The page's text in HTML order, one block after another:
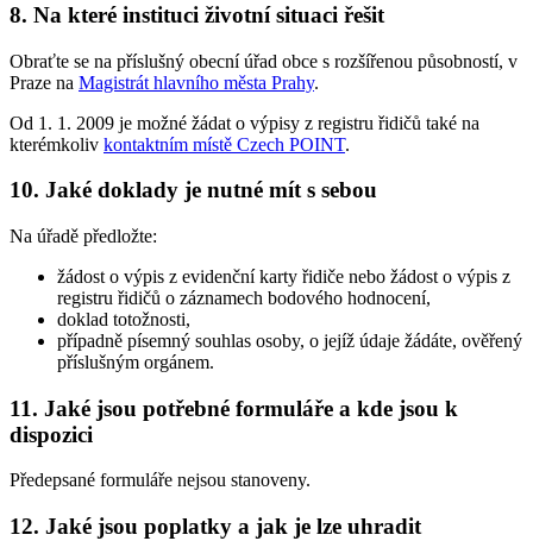
8. Na které instituci životní situaci řešit
Obraťte se na příslušný obecní úřad obce s rozšířenou působností, v
Praze na Magistrát hlavního města Prahy.
Od 1. 1. 2009 je možné žádat o výpisy z registru řidičů také na
kterémkoliv kontaktním místě Czech POINT.
10. Jaké doklady je nutné mít s sebou
Na úřadě předložte:
žádost o výpis z evidenční karty řidiče nebo žádost o výpis z
registru řidičů o záznamech bodového hodnocení,
doklad totožnosti,
případně písemný souhlas osoby, o jejíž údaje žádáte, ověřený
příslušným orgánem.
11. Jaké jsou potřebné formuláře a kde jsou k
dispozici
Předepsané formuláře nejsou stanoveny.
12. Jaké jsou poplatky a jak je lze uhradit